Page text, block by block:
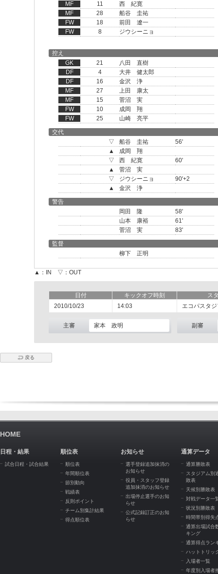
MF
11
西 紀寛
MF
28
船谷 圭祐
FW
18
前田 遼一
FW
8 ジウシーニョ
控え
GK
21
八田 直樹
DF
4
大井 健太郎
DF
16
金沢 浄
MF
27
上田 康太
MF
15
菅沼 実
FW
10
成岡 翔
FW
25
山崎 亮平
交代
▽
船谷 圭祐
56'
▲
成岡 翔
▽
西 紀寛
60'
▲
菅沼 実
▽
ジウシーニョ
90'+2
▲
金沢 浄
警告
岡田 隆
58'
山本 康裕
61'
菅沼 実
83'
監督
柳下 正明
▲：IN ▽：OUT
日付 キックオフ時刻
ス
2010/10/23
14:03 エコパスタ
主審 家本 政明 副審
戻る
HOME
日程・結果
試合日程・試合結果
順位表
順位表
年間順位表
節別動向
戦績表
反則ポイント
チーム別集計結果
得点順位表
お知らせ
選手登録追加抹消の
お知らせ
役員・スタッフ登録
追加抹消のお知らせ
出場停止選手のお知
らせ
公式記録訂正のお知
らせ
通算データ
通算勝敗表
スタジアム別
敗表
天候別勝敗表
対戦データ一
状況別勝敗表
時間帯別得失
通算出場試合
キング
通算得点ラン
ハットトリッ
入場者一覧
年度別入場者